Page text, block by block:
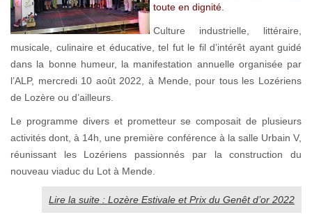
toute en dignité.
Culture industrielle, littéraire,
musicale, culinaire et éducative, tel fut le fil d’intérêt ayant guidé
dans la bonne humeur, la manifestation annuelle organisée par
l’ALP, mercredi 10 août 2022, à Mende, pour tous les Lozériens
de Lozère ou d’ailleurs.
Le programme divers et prometteur se composait de plusieurs
activités dont, à 14h, une première conférence à la salle Urbain V,
réunissant les Lozériens passionnés par la construction du
nouveau viaduc du Lot à Mende.
Lire la suite : Lozère Estivale et Prix du Genêt d’or 2022